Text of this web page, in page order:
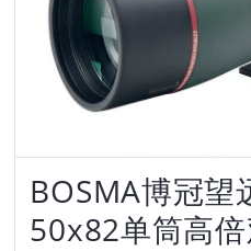
BOSMA博冠望
50x82单筒高